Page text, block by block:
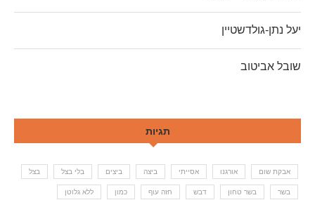
יעל נתן-גולדשטיין
שובל אביטוב
תגיות
אבקת שום אורגנו אסייתי ביצה ביצים בלי בצל בצל
בשר בשר טחון דבש חזה עוף כמון ללא גלוטן